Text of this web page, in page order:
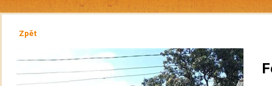
Zpět